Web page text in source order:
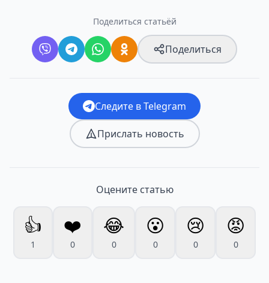
Поделиться статьёй
Поделиться
Следите в Telegram
Прислать новость
Оцените статью
👍
1
❤️
0
😂
0
😮
0
😢
0
😡
0